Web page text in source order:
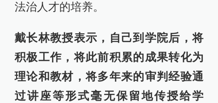
法治人才的培养。
戴长林教授表示，自己到学院后，将
积极工作，将此前积累的成果转化为
理论和教材，将多年来的审判经验通
过讲座等形式毫无保留地传授给学